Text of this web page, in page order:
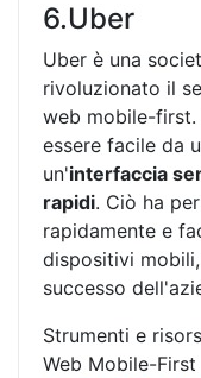
6.Uber
Uber è una
rivoluzionato il
web mobile-
essere facile da
un'interfaccia
rapidi. Ciò ha
rapidamente e
dispositivi
successo
Strumenti e
Web Mobile-First